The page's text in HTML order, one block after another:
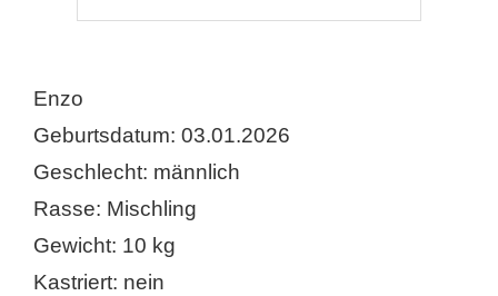
Enzo
Geburtsdatum: 03.01.2026
Geschlecht: männlich
Rasse: Mischling
Gewicht: 10 kg
Kastriert: nein